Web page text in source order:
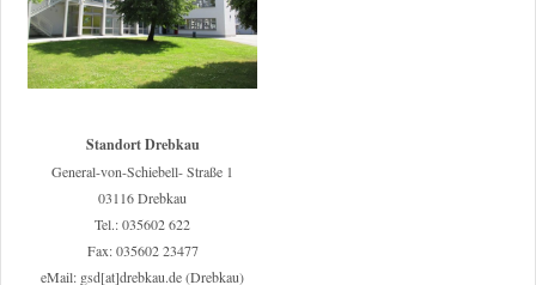
Standort Drebkau
General-von-Schiebell- Straße 1
03116 Drebkau
Tel.: 035602 622
Fax: 035602 23477
eMail: gsd[at]drebkau.de (Drebkau)